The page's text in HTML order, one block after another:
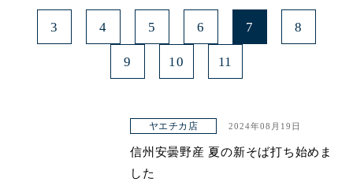
3 4 5 6 7 8
9 10 11
ヤエチカ店 2024年08月19日
信州安曇野産 夏の新そば打ち始めま
した